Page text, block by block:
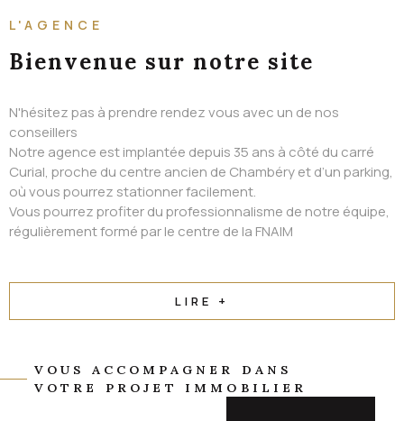
L'AGENCE
Bienvenue sur notre site
N'hésitez pas à prendre rendez vous avec un de nos
conseillers
Notre agence est implantée depuis 35 ans à côté du carré
Curial, proche du centre ancien de Chambéry et d’un parking,
où vous pourrez stationner facilement.
Vous pourrez profiter du professionnalisme de notre équipe,
régulièrement formé par le centre de la FNAIM
LIRE +
VOUS ACCOMPAGNER DANS
VOTRE PROJET IMMOBILIER